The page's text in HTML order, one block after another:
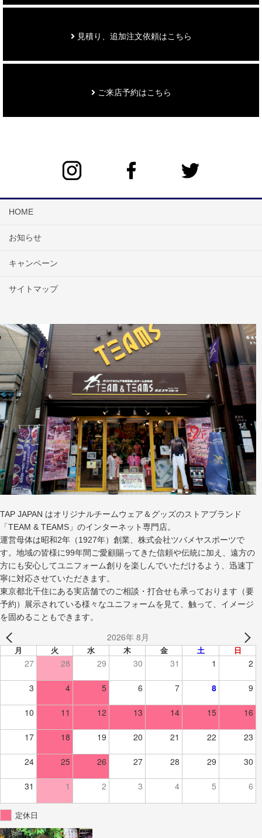
見積り、追加注文依頼はこちら
ご来店予約はこちら
HOME
お知らせ
キャンペーン
サイトマップ
TAP JAPAN はオリジナルチームウェア＆グッズのストアブランド
「TEAM & TEAMS」のインターネット専門店。
運営母体は昭和2年（1927年）創業、株式会社ツバメヤスポーツで
す。地域の皆様に99年間ご愛顧賜ってきた信頼や伝統に加え、遠方の
方にも安心してユニフォーム創りを楽しんでいただけるよう、迅速丁
寧に対応させていただきます。
東京都北千住にある実店舗でのご相談・打合せも承っております（要
予約）展示されている様々なユニフォームを見て、触って、イメージ
を固めることもできます。
2026年 8月
月 火 水 木 金 土 日
27 28 29 30 31 1 2
3 4 5 6 7 8 9
10 11 12 13 14 15 16
17 18 19 20 21 22 23
24 25 26 27 28 29 30
31 1 2 3 4 5 6
定休日